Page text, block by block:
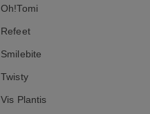
Oh!Tomi
Refeet
Smilebite
Twisty
Vis Plantis